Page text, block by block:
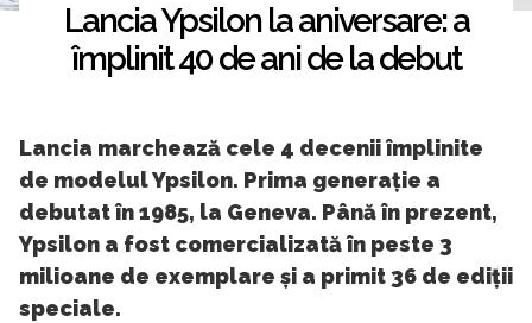
Lancia Ypsilon la aniversare: a
împlinit 40 de ani de la debut
Lancia marchează cele 4 decenii împlinite
de modelul Ypsilon. Prima generație a
debutat în 1985, la Geneva. Până în prezent,
Ypsilon a fost comercializată în peste 3
milioane de exemplare și a primit 36 de ediții
speciale.